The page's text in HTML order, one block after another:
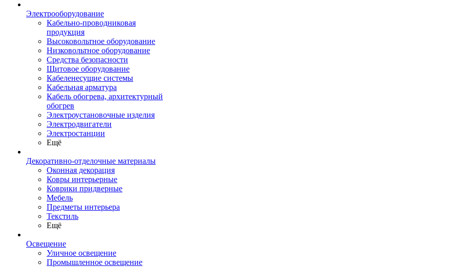
Электрооборудование
Кабельно-проводниковая
продукция
Высоковольтное оборудование
Низковольтное оборудование
Средства безопасности
Щитовое оборудование
Кабеленесущие системы
Кабельная арматура
Кабель обогрева, архитектурный
обогрев
Электроустановочные изделия
Электродвигатели
Электростанции
Ещё
Декоративно-отделочные материалы
Оконная декорация
Ковры интерьерные
Коврики придверные
Мебель
Предметы интерьера
Текстиль
Ещё
Освещение
Уличное освещение
Промышленное освещение